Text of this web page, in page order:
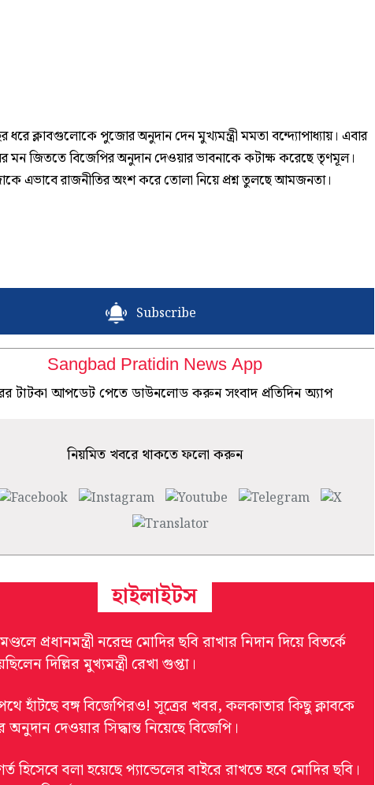
ক্লাবগুলোকে পুজোর অনুদান দেন মুখ্যমন্ত্রী মমতা বন্দ্যোপাধ্যায়। এবার
মন জিততে বিজেপির অনুদান দেওয়ার ভাবনাকে কটাক্ষ করেছে তৃণমূল।
এভাবে রাজনীতির অংশ করে তোলা নিয়ে প্রশ্ন তুলছে আমজনতা।
Subscribe
Sangbad Pratidin News App
টাটকা আপডেট পেতে ডাউনলোড করুন সংবাদ প্রতিদিন অ্যাপ
নিয়মিত খবরে থাকতে ফলো করুন
হাইলাইটস
প্রধানমন্ত্রী নরেন্দ্র মোদির ছবি রাখার নিদান দিয়ে বিতর্কে
দিল্লির মুখ্যমন্ত্রী রেখা গুপ্তা।
হাঁটছে বঙ্গ বিজেপিরও! সূত্রের খবর, কলকাতার কিছু ক্লাবকে
দেওয়ার সিদ্ধান্ত নিয়েছে বিজেপি।
হিসেবে বলা হয়েছে প্যান্ডেলের বাইরে রাখতে হবে মোদির ছবি।